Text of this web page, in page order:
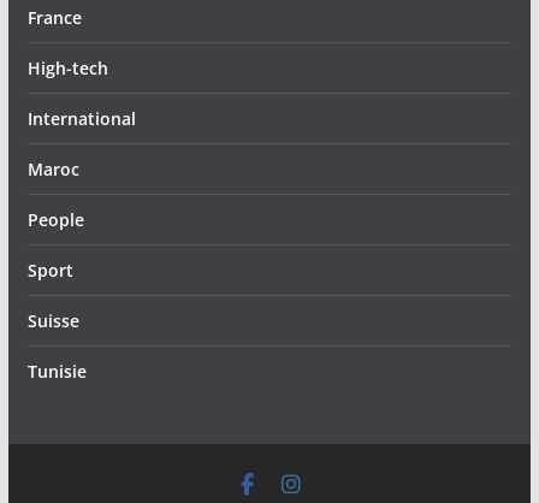
France
High-tech
International
Maroc
People
Sport
Suisse
Tunisie